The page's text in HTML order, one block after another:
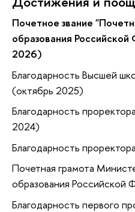
Почетное звание
образования
2026)
Благодарность Высшей
(октябрь 2025)
Благодарность
2024)
Благодарность
Почетная грамота
образования
Благодарность первого